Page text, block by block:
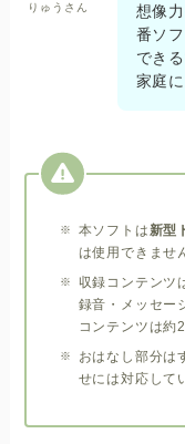
りゅうさん
想像
番ソ
でき
家庭
本ソフトは新型
は使用できませ
収録コンテンツ
録音・メッセー
コンテンツは約
おはなし部分は
せには対応して